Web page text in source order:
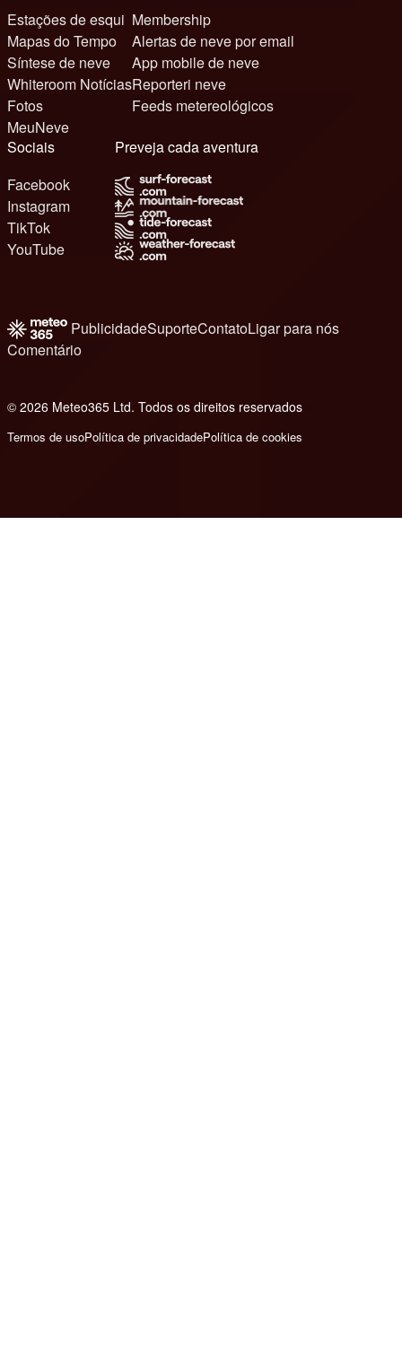
Estações de esqui
Mapas do Tempo
Síntese de neve
Whiteroom Notícias
Fotos
MeuNeve
Membership
Alertas de neve por email
App mobile de neve
Reporteri neve
Feeds metereológicos
Sociais
Facebook
Instagram
TikTok
YouTube
Preveja cada aventura
PublicidadeSuporteContatoLigar para nós
Comentário
© 2026 Meteo365 Ltd. Todos os direitos reservados
Termos de usoPolítica de privacidadePolítica de cookies